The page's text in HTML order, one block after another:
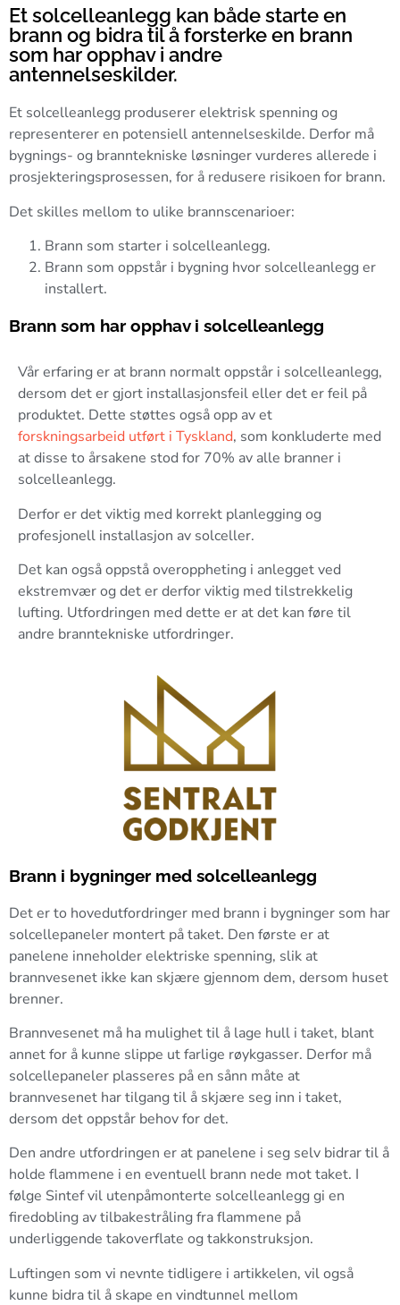
Et solcelleanlegg kan både starte en
brann og bidra til å forsterke en brann
som har opphav i andre
antennelseskilder.
Et solcelleanlegg produserer elektrisk spenning og
representerer en potensiell antennelseskilde. Derfor må
bygnings- og branntekniske løsninger vurderes allerede i
prosjekteringsprosessen, for å redusere risikoen for brann.
Det skilles mellom to ulike brannscenarioer:
Brann som starter i solcelleanlegg.
Brann som oppstår i bygning hvor solcelleanlegg er
installert.
Brann som har opphav i solcelleanlegg
Vår erfaring er at brann normalt oppstår i solcelleanlegg,
dersom det er gjort installasjonsfeil eller det er feil på
produktet. Dette støttes også opp av et
forskningsarbeid utført i Tyskland, som konkluderte med
at disse to årsakene stod for 70% av alle branner i
solcelleanlegg.
Derfor er det viktig med korrekt planlegging og
profesjonell installasjon av solceller.
Det kan også oppstå overoppheting i anlegget ved
ekstremvær og det er derfor viktig med tilstrekkelig
lufting. Utfordringen med dette er at det kan føre til
andre branntekniske utfordringer.
Brann i bygninger med solcelleanlegg
Det er to hovedutfordringer med brann i bygninger som har
solcellepaneler montert på taket. Den første er at
panelene inneholder elektriske spenning, slik at
brannvesenet ikke kan skjære gjennom dem, dersom huset
brenner.
Brannvesenet må ha mulighet til å lage hull i taket, blant
annet for å kunne slippe ut farlige røykgasser. Derfor må
solcellepaneler plasseres på en sånn måte at
brannvesenet har tilgang til å skjære seg inn i taket,
dersom det oppstår behov for det.
Den andre utfordringen er at panelene i seg selv bidrar til å
holde flammene i en eventuell brann nede mot taket. I
følge Sintef vil utenpåmonterte solcelleanlegg gi en
firedobling av tilbakestråling fra flammene på
underliggende takoverflate og takkonstruksjon.
Luftingen som vi nevnte tidligere i artikkelen, vil også
kunne bidra til å skape en vindtunnel mellom